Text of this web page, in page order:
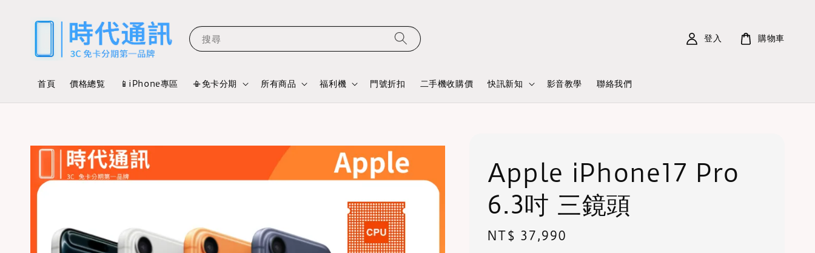
搜尋
首頁 價格總覧 📱iPhone專區 📳免卡分期 所有商品 福利機 門號折扣 二手機收購價 快訊新知 影音教學 聯絡我們
登入 購物車
Apple iPhone17 Pro
6.3吋 三鏡頭
Regular
NT$ 37,990